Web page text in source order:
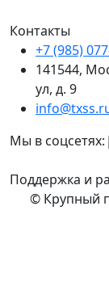
Контакты
+7 (985)
141544,
ул, д. 9
Мы в соцсетях:
Поддержка и
© Крупный